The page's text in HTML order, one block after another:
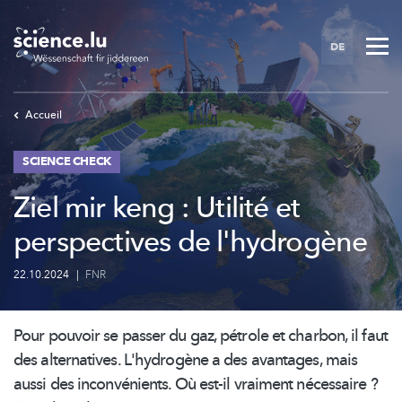
to
main
content
DE
Accueil
SCIENCE CHECK
Ziel mir keng : Utilité et
perspectives de l'hydrogène
22.10.2024 | FNR
Pour pouvoir se passer du gaz, pétrole et charbon, il faut
des alternatives. L'hydrogène a des avantages, mais
aussi desinconvénients.Où est-il vraiment nécessaire ?